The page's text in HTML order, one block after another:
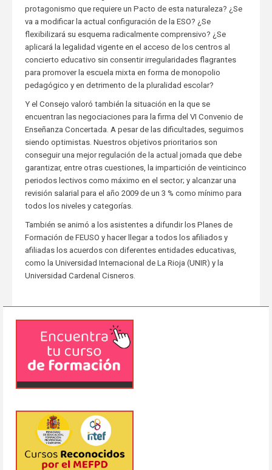
protagonismo que requiere un Pacto de esta naturaleza? ¿Se
va a modificar la actual configuración de la ESO? ¿Se
flexibilizará su esquema radicalmente comprensivo? ¿Se
aplicará la legalidad vigente en el acceso de los centros al
concierto educativo sin consentir irregularidades flagrantes
para promover la escuela mixta en forma de monopolio
pedagógico y en detrimento de la pluralidad escolar?
Y el Consejo valoró también la situación en la que se
encuentran las negociaciones para la firma del VI Convenio de
Enseñanza Concertada. A pesar de las dificultades, seguimos
siendo optimistas. Nuestros objetivos prioritarios son
conseguir una mejor regulación de la actual jornada que debe
garantizar, entre otras cuestiones, la impartición de veinticinco
periodos lectivos como máximo en el sector; y alcanzar una
revisión salarial para el año 2009 de un 3 % como mínimo para
todos los niveles y categorías.
También se animó a los asistentes a difundir los Planes de
Formación de FEUSO y hacer llegar a todos los afiliados y
afiliadas los acuerdos con diferentes entidades educativas,
como la Universidad Internacional de La Rioja (UNIR) y la
Universidad Cardenal Cisneros.